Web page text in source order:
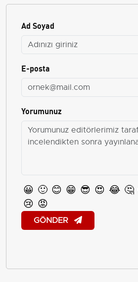
Ad Soyad
E-posta
Yorumunuz
😀 🙂 😊 😁 😎 😍 😂 🤔
😢 😡
GÖNDER